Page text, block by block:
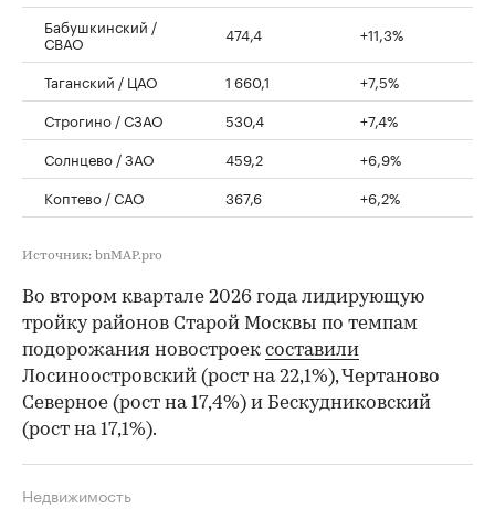
Бабушкинский /
СВАО 474,4 +11,3%
Таганский / ЦАО 1 660,1
+7,5%
Строгино / СЗАО
530,4
+7,4%
Солнцево / ЗАО
459,2
+6,9%
Коптево / САО
367,6 +6,2%
Источник: bnMAP.pro
Во втором квартале 2026 года лидирующую
тройку районов Старой Москвы по темпам
подорожания новостроек составили
Лосиноостровский (рост на 22,1%), Чертаново
Северное (рост на 17,4%) и Бескудниковский
(рост на 17,1%).
Недвижимость